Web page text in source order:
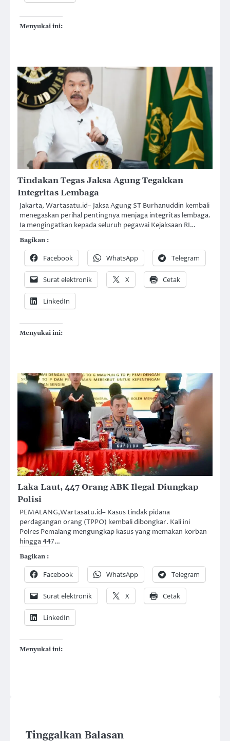
Menyukai ini:
Tindakan Tegas Jaksa Agung Tegakkan
Integritas Lembaga
Jakarta, Wartasatu.id– Jaksa Agung ST Burhanuddin kembali
menegaskan perihal pentingnya menjaga integritas lembaga.
Ia mengingatkan kepada seluruh pegawai Kejaksaan RI…
Bagikan :
Facebook WhatsApp Telegram
Surat elektronik X Cetak
LinkedIn
Menyukai ini:
Laka Laut, 447 Orang ABK Ilegal Diungkap
Polisi
PEMALANG,Wartasatu.id– Kasus tindak pidana
perdagangan orang (TPPO) kembali dibongkar. Kali ini
Polres Pemalang mengungkap kasus yang memakan korban
hingga 447…
Bagikan :
Facebook WhatsApp Telegram
Surat elektronik X Cetak
LinkedIn
Menyukai ini:
Tinggalkan Balasan